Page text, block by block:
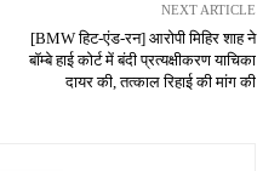
NEXT ARTICLE
[BMW हिट-एंड-रन] आरोपी मिहिर शाह ने
बॉम्बे हाई कोर्ट में बंदी प्रत्यक्षीकरण याचिका
दायर की, तत्काल रिहाई की मांग की